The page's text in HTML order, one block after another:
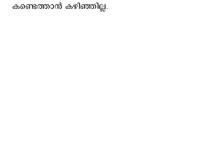
കണ്ടെത്താന്‍ കഴിഞ്ഞില്ല.